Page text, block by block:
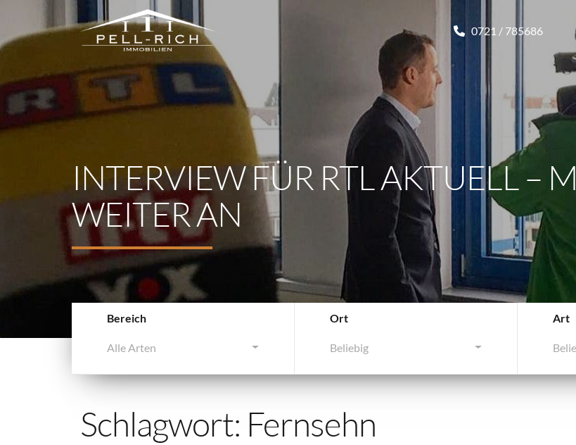
0721 / 785686
INTERVIEW FÜR RTL AKTUELL –
WEITER AN
Bereich
Alle Arten
Ort
Beliebig
Art
Schlagwort: Fernsehn